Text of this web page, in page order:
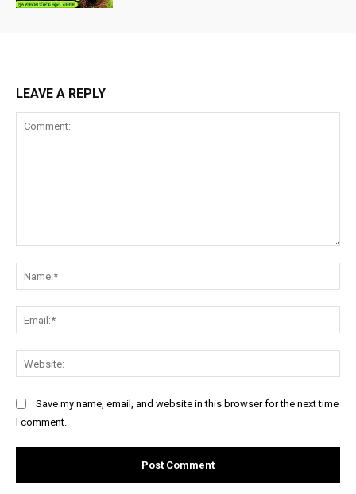
LEAVE A REPLY
Save my name, email, and website in this browser for the next time
I comment.